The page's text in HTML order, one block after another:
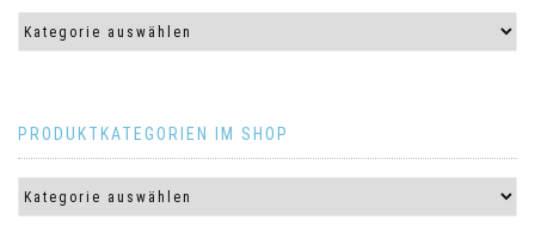
PRODUKTKATEGORIEN IM SHOP